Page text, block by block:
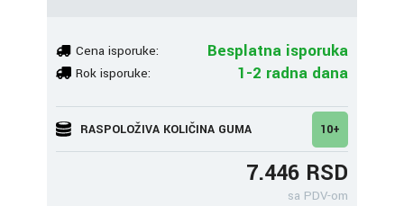
Cena isporuke: Besplatna isporuka
Rok isporuke: 1-2 radna dana
RASPOLOŽIVA KOLIČINA GUMA 10+
7.446 RSD
sa PDV-om